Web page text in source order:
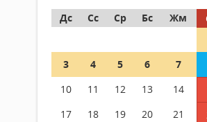
Дс
Сс Ср Бс Жм
3
4 5 6 7
10
11 12 13 14
17
18 19 20 21